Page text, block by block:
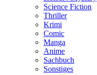
Science Fiction
Thriller
Krimi
Comic
Manga
Anime
Sachbuch
Sonstiges